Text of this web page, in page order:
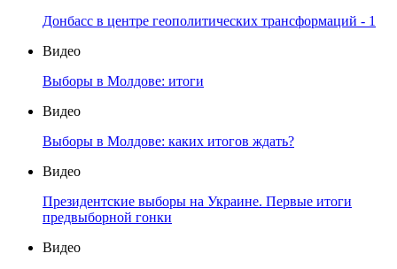
Донбасс в центре геополитических трансформаций - 1
Видео
Выборы в Молдове: итоги
Видео
Выборы в Молдове: каких итогов ждать?
Видео
Президентские выборы на Украине. Первые итоги
предвыборной гонки
Видео